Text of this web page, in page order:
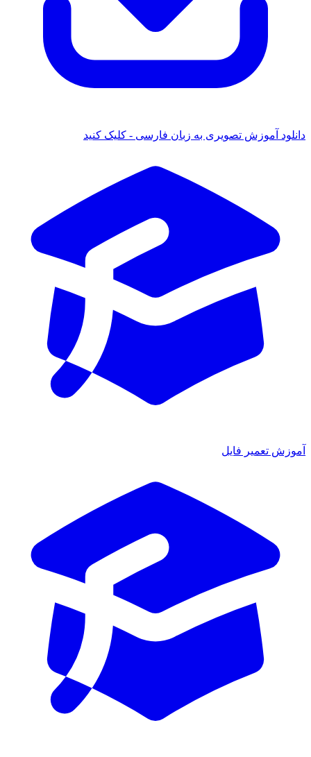
دانلود آموزش تصویری به زبان فارسی - کلیک کنید
آموزش تعمیر فایل